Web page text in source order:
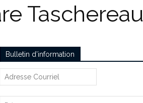
Taschereau
Bulletin d’information